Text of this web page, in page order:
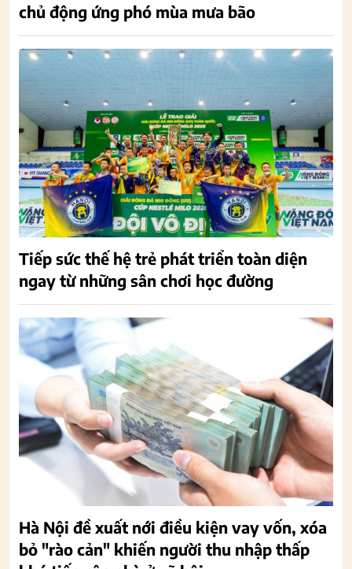
chủ động ứng phó mùa mưa bão
Tiếp sức thế hệ trẻ phát triển toàn diện
ngay từ những sân chơi học đường
Hà Nội đề xuất nới điều kiện vay vốn, xóa
bỏ "rào cản" khiến người thu nhập thấp